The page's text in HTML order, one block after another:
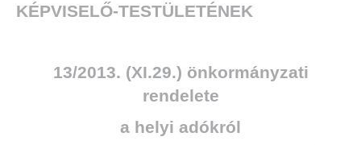
KÉPVISELŐ-TESTÜLETÉNEK
13/2013. (XI.29.) önkormányzati
rendelete
a helyi adókról